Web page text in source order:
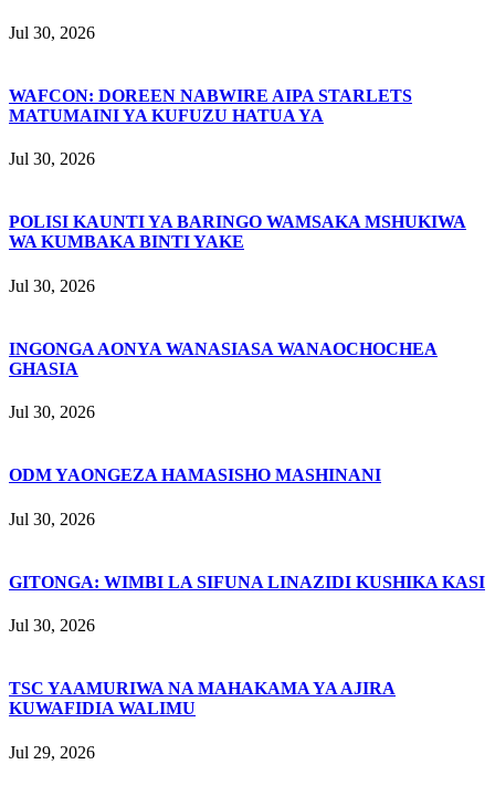
Jul 30, 2026
WAFCON: DOREEN NABWIRE AIPA STARLETS
MATUMAINI YA KUFUZU HATUA YA
Jul 30, 2026
POLISI KAUNTI YA BARINGO WAMSAKA MSHUKIWA
WA KUMBAKA BINTI YAKE
Jul 30, 2026
INGONGA AONYA WANASIASA WANAOCHOCHEA
GHASIA
Jul 30, 2026
ODM YAONGEZA HAMASISHO MASHINANI
Jul 30, 2026
GITONGA: WIMBI LA SIFUNA LINAZIDI KUSHIKA KASI
Jul 30, 2026
TSC YAAMURIWA NA MAHAKAMA YA AJIRA
KUWAFIDIA WALIMU
Jul 29, 2026